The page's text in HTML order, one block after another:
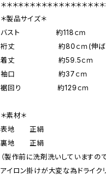
＊＊＊＊＊＊＊＊＊＊＊＊＊＊＊＊＊
＊製品サイズ＊
バスト 約118ｃｍ
裄丈 約80ｃｍ(伸ばし
着丈 約59.5ｃｍ
袖口 約37ｃｍ
裾回り 約129ｃｍ
＊素材＊
表地 正絹
裏地 正絹
（製作前に洗剤洗いしていますの
アイロン掛けが大変な為ドライク